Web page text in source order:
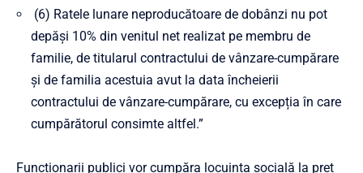
(6) Ratele lunare neproducătoare de dobânzi nu pot
depăși 10% din venitul net realizat pe membru de
familie, de titularul contractului de vânzare-cumpărare
și de familia acestuia avut la data încheierii
contractului de vânzare-cumpărare, cu excepția în care
cumpărătorul consimte altfel.”
Funcționarii publici vor cumpăra locuința socială la preț